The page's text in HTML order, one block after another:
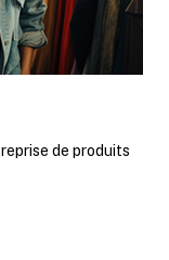
de produits